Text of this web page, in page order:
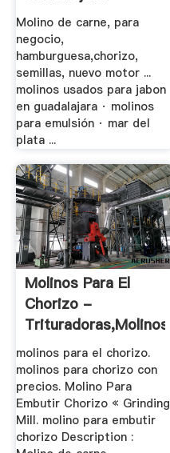
Molino de carne, para
negocio,
hamburguesa,chorizo,
semillas, nuevo motor ...
molinos usados para jabon
en guadalajara · molinos
para emulsión · mar del
plata ...
Molinos Para El
Chorizo -
Trituradoras,Molinos
.
molinos para el chorizo.
molinos para chorizo con
precios. Molino Para
Embutir Chorizo « Grinding
Mill. molino para embutir
chorizo Description :